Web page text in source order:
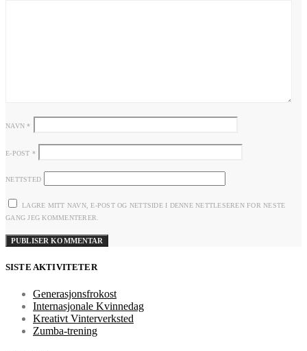
NAVN*
E-POST *
NETTSTED
LAGRE MITT NAVN, E-POST OG NETTSIDE I DENNE NETTLESEREN FOR NESTE
GANG JEG KOMMENTERER.
SISTE AKTIVITETER
Generasjonsfrokost
Internasjonale Kvinnedag
Kreativt Vinterverksted
Zumba-trening